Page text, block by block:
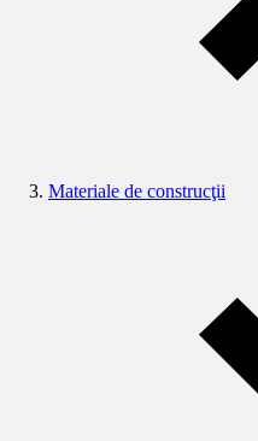
Materiale de construcţii